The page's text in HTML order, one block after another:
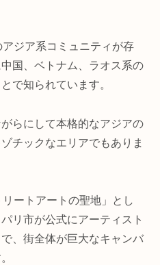
ジア系コミュニティが存
国、ベトナム、ラオス系の
で知られています。
らにして本格的なアジアの
チックなエリアでもありま
ートアートの聖地」とし
リ市が公式にアーティスト
、街全体が巨大なキャンバ